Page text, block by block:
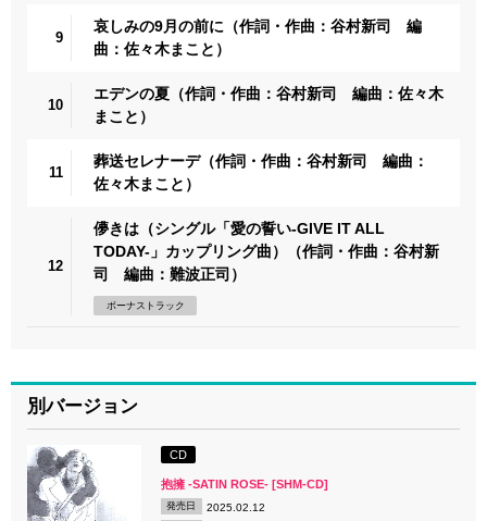
9
哀しみの9月の前に（作詞・作曲：谷村新司 編
曲：佐々木まこと）
10
エデンの夏（作詞・作曲：谷村新司 編曲：佐々木
まこと）
11
葬送セレナーデ（作詞・作曲：谷村新司 編曲：
佐々木まこと）
12
儚きは（シングル「愛の誓い-GIVE IT ALL
TODAY-」カップリング曲）（作詞・作曲：谷村新
司 編曲：難波正司）
ボーナストラック
別バージョン
CD
抱擁 -SATIN ROSE- [SHM-CD]
発売日 2025.02.12